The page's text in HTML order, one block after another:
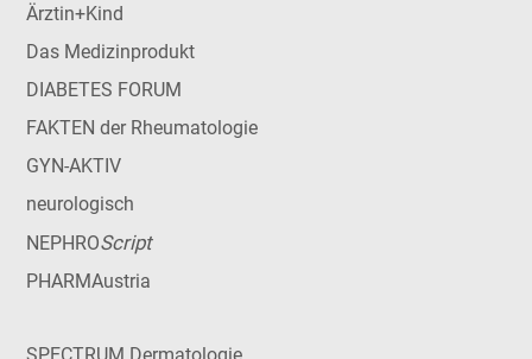
Ärztin+Kind
Das Medizinprodukt
DIABETES FORUM
FAKTEN der Rheumatologie
GYN-AKTIV
neurologisch
NEPHROScript
PHARMAustria
SPECTRUM Dermatologie